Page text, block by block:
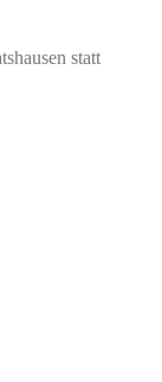
statt